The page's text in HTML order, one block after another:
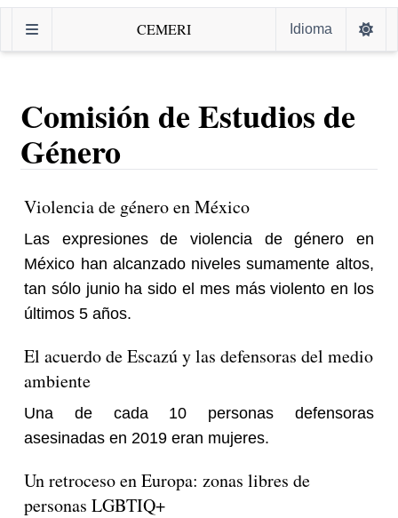
CEMERI Idioma
Comisión de Estudios de
Género
Violencia de género en México
Las expresiones de violencia de género en
México han alcanzado niveles sumamente altos,
tan sólo junio ha sido el mes más violento en los
últimos 5 años.
El acuerdo de Escazú y las defensoras del medio
ambiente
Una de cada 10 personas defensoras
asesinadas en 2019 eran mujeres.
Un retroceso en Europa: zonas libres de
personas LGBTIQ+